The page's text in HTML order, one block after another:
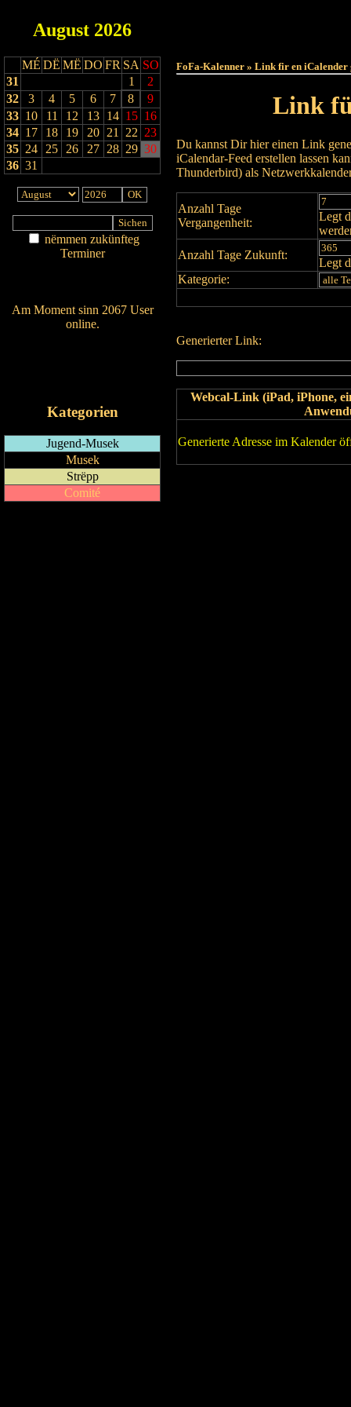
August 2026
MÉ DË MË DO FR SA SO
31
1
2
32
3 4 5 6 7 8
9
33 10 11 12 13 14 15 16
34 17 18 19 20 21 22 23
35 24 25 26 27 28 29 30
36 31
nëmmen zukünfteg
Terminer
Am Moment sinn 2067 User
online.
Kategorien
Jugend-Musek
Musek
Strëpp
Comité
FoFa-Kalenner » Link fir en iCalender
Link
Du kannst Dir hier einen Link
iCalendar-Feed erstellen lassen
Thunderbird) als
Anzahl Tage
Vergangenheit:
Legt
Anzahl Tage Zukunft:
Legt
Kategorie:
Generierter Link:
Webcal-Link (iPad, iPhone,
Generierte Adresse im Kalender